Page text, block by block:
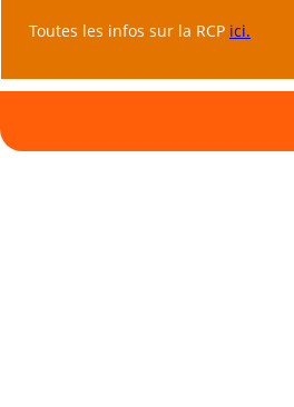
Toutes les infos sur la RCP ici.